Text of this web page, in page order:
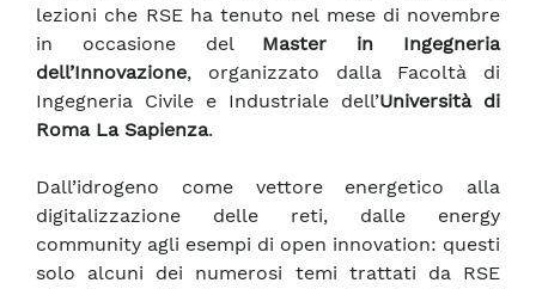
lezioni che RSE ha tenuto nel mese di novembre
in occasione del Master in Ingegneria
dell’Innovazione, organizzato dalla Facoltà di
Ingegneria Civile e Industriale dell’Università di
Roma La Sapienza.
Dall’idrogeno come vettore energetico alla
digitalizzazione delle reti, dalle energy
community agli esempi di open innovation: questi
solo alcuni dei numerosi temi trattati da RSE